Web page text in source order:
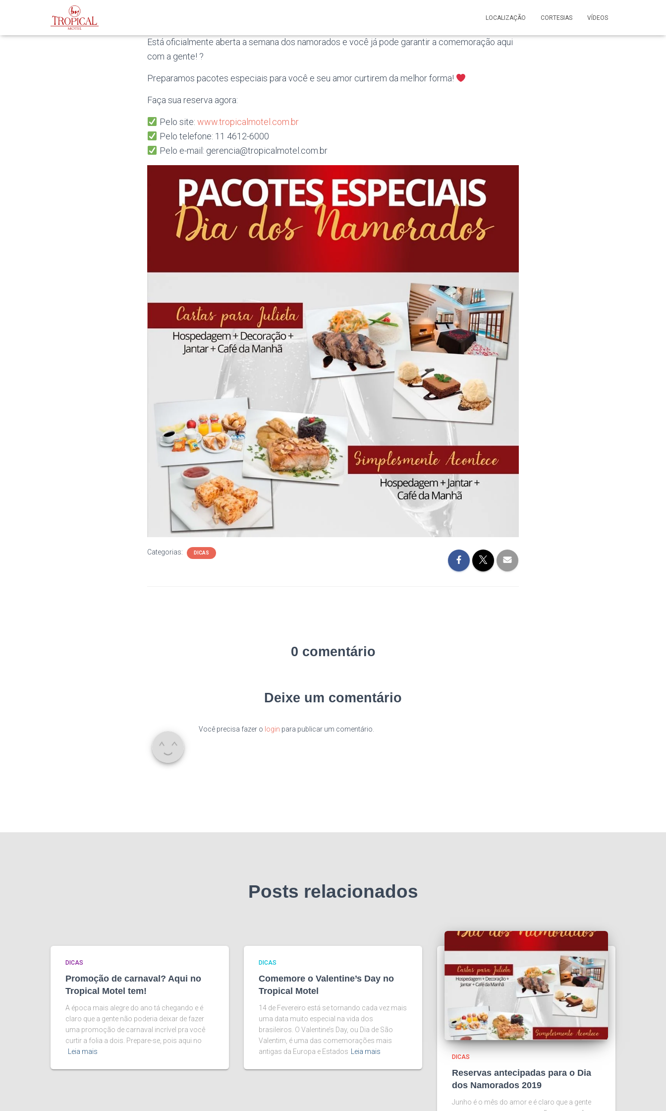
LOCALIZAÇÃO CORTESIAS VÍDEOS
Está oficialmente aberta a semana dos namorados e você já pode garantir a comemoração aqui
com a gente! ?
Preparamos pacotes especiais para você e seu amor curtirem da melhor forma!
Faça sua reserva agora:
Pelo site: www.tropicalmotel.com.br
Pelo telefone: 11 4612-6000
Pelo e-mail: gerencia@tropicalmotel.com.br
Categorias: DICAS
0 comentário
Deixe um comentário
Você precisa fazer o login para publicar um comentário.
Posts relacionados
DICAS
Promoção de carnaval? Aqui no
Tropical Motel tem!
A época mais alegre do ano tá chegando e é
claro que a gente não poderia deixar de fazer
uma promoção de carnaval incrível pra você
curtir a folia a dois. Prepare-se, pois aqui no
Leia mais
DICAS
Comemore o Valentine’s Day no
Tropical Motel
14 de Fevereiro está se tornando cada vez mais
uma data muito especial na vida dos
brasileiros. O Valentine’s Day, ou Dia de São
Valentim, é uma das comemorações mais
antigas da Europa e Estados
Leia mais
DICAS
Reservas antecipadas para o Dia
dos Namorados 2019
Junho é o mês do amor e é claro que a gente